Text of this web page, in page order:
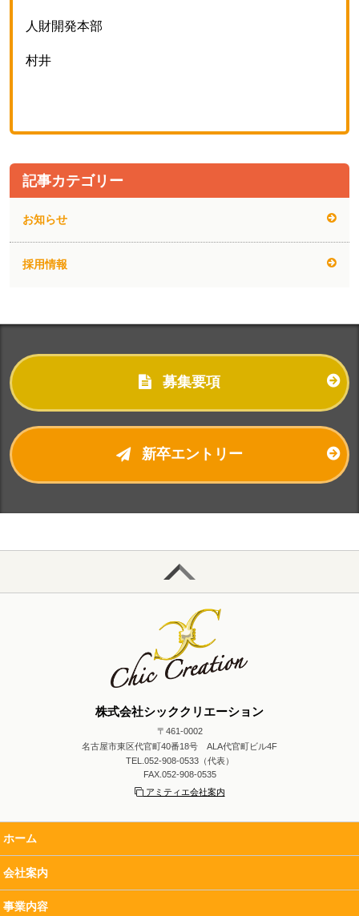
人財開発本部
村井
記事カテゴリー
お知らせ
採用情報
募集要項
新卒エントリー
株式会社シッククリエーション
〒461-0002
名古屋市東区代官町40番18号 ALA代官町ビル4F
TEL.052-908-0533（代表）
FAX.052-908-0535
アミティエ会社案内
ホーム
会社案内
事業内容